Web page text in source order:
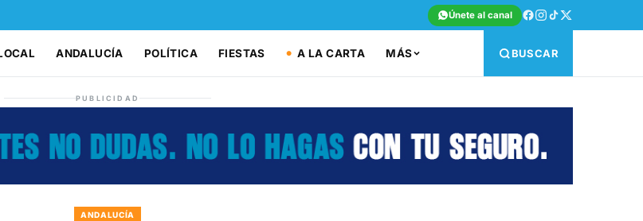
Únete al canal
ANDALUCÍA POLÍTICA FIESTAS A LA CARTA MÁS BUSCAR
PUBLICIDAD
ANDALUCÍA